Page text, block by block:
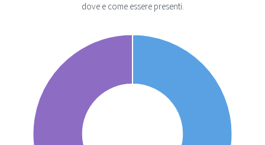
dove e come essere presenti.